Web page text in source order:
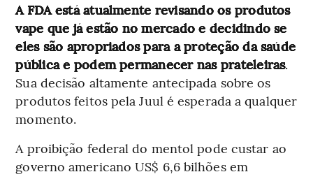
A FDA está atualmente revisando os produtos
vape que já estão no mercado e decidindo se
eles são apropriados para a proteção da saúde
pública e podem permanecer nas prateleiras.
Sua decisão altamente antecipada sobre os
produtos feitos pela Juul é esperada a qualquer
momento.
A proibição federal do mentol pode custar ao
governo americano US$ 6,6 bilhões em